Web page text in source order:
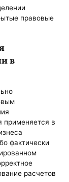
правовые
в
применяется в
фактически
расчетов